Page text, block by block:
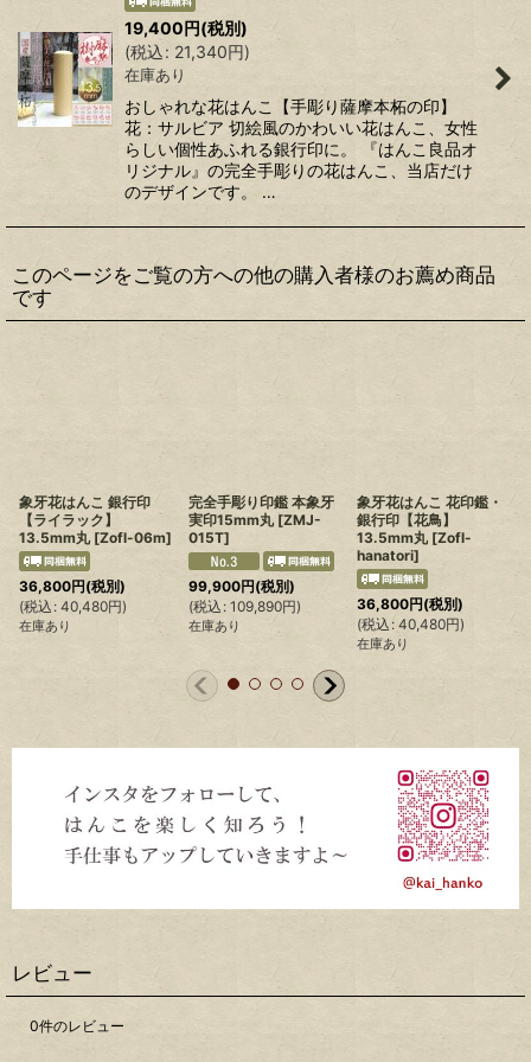
19,400円(税別)
(税込: 21,340円)
在庫あり
おしゃれな花はんこ【手彫り薩摩本柘の印】
花：サルビア 切絵風のかわいい花はんこ、女性
らしい個性あふれる銀行印に。 『はんこ良品オ
リジナル』の完全手彫りの花はんこ、当店だけ
のデザインです。 …
このページをご覧の方への他の購入者様のお薦め商品
です
象牙花はんこ 銀行印
【ライラック】
13.5mm丸 [Zofl-06m]
36,800円(税別)
(税込 : 40,480円)
在庫あり
完全手彫り印鑑 本象牙
実印15mm丸 [ZMJ-
015T]
99,900円(税別)
(税込 : 109,890円)
在庫あり
象牙花はんこ 花印鑑・
銀行印【花鳥】
13.5mm丸 [Zofl-
hanatori]
36,800円(税別)
(税込 : 40,480円)
在庫あり
レビュー
0件のレビュー